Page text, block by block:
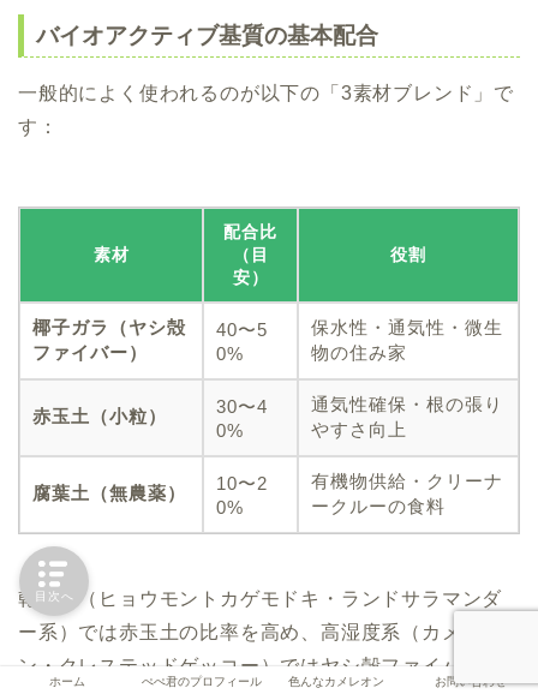
バイオアクティブ基質の基本配合
一般的によく使われるのが以下の「3素材ブレンド」で
す：
素材
配合比
（目
安）
役割
椰子ガラ（ヤシ殻
ファイバー）
40〜5
0%
保水性・通気性・微生
物の住み家
赤玉土（小粒）
30〜4
0%
通気性確保・根の張り
やすさ向上
腐葉土（無農薬）
10〜2
0%
有機物供給・クリーナ
ークルーの食料
乾燥系（ヒョウモントカゲモドキ・ランドサラマンダ
ー系）では赤玉土の比率を高め、高湿度系（カメレオ
ン・クレステッドゲッコー）ではヤシ殻ファイバーを
ホーム ぺぺ君のプロフィール 色んなカメレオン お問い合わせ
目次へ